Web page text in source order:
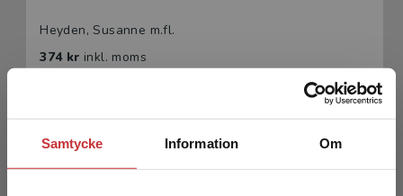
Samtycke Information Om
Heyden, Susanne m.fl.
374 kr inkl. moms